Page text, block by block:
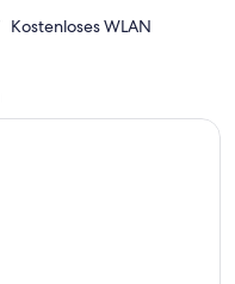
Kostenloses WLAN